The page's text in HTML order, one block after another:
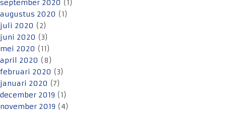
september 2020 (1)
augustus 2020 (1)
juli 2020 (2)
juni 2020 (3)
mei 2020 (11)
april 2020 (8)
februari 2020 (3)
januari 2020 (7)
december 2019 (1)
november 2019 (4)